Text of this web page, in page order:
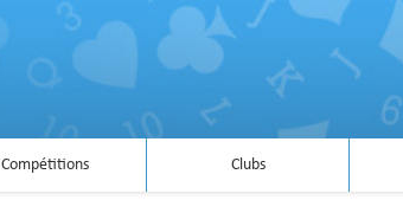
Compétitions Clubs